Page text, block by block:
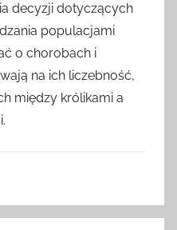
decyzji dotyczących
populacjami
o chorobach i
na ich liczebność,
między królikami a